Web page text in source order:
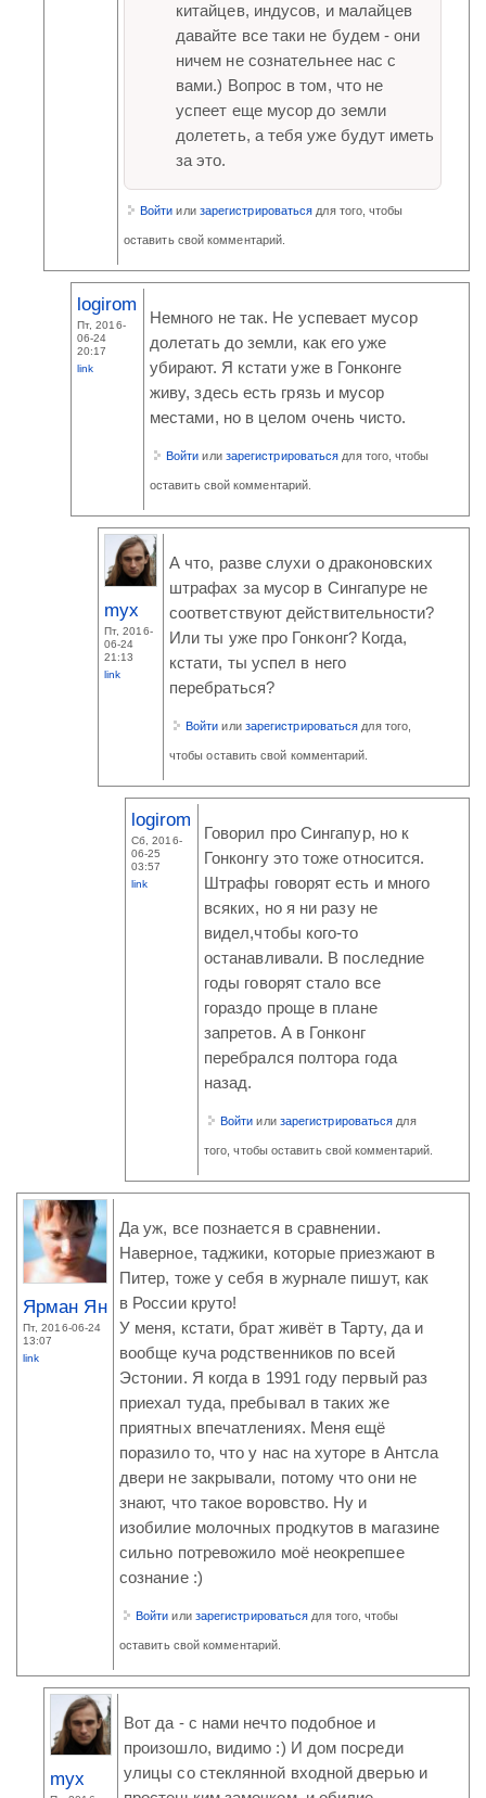
китайцев, индусов, и малайцев
давайте все таки не будем - они
ничем не сознательнее нас с
вами.) Вопрос в том, что не
успеет еще мусор до земли
долететь, а тебя уже будут иметь
за это.
Войти или зарегистрироваться для того, чтобы
оставить свой комментарий.
logirom
Пт, 2016-
06-24
20:17
link
Немного не так. Не успевает мусор
долетать до земли, как его уже
убирают. Я кстати уже в Гонконге
живу, здесь есть грязь и мусор
местами, но в целом очень чисто.
Войти или зарегистрироваться для того, чтобы
оставить свой комментарий.
myx
Пт, 2016-
06-24
21:13
link
А что, разве слухи о драконовских
штрафах за мусор в Сингапуре не
соответствуют действительности?
Или ты уже про Гонконг? Когда,
кстати, ты успел в него
перебраться?
Войти или зарегистрироваться для того,
чтобы оставить свой комментарий.
logirom
Сб, 2016-
06-25
03:57
link
Говорил про Сингапур, но к
Гонконгу это тоже относится.
Штрафы говорят есть и много
всяких, но я ни разу не
видел,чтобы кого-то
останавливали. В последние
годы говорят стало все
гораздо проще в плане
запретов. А в Гонконг
перебрался полтора года
назад.
Войти или зарегистрироваться для
того, чтобы оставить свой комментарий.
Ярман Ян
Пт, 2016-06-24
13:07
link
Да уж, все познается в сравнении.
Наверное, таджики, которые приезжают в
Питер, тоже у себя в журнале пишут, как
в России круто!
У меня, кстати, брат живёт в Тарту, да и
вообще куча родственников по всей
Эстонии. Я когда в 1991 году первый раз
приехал туда, пребывал в таких же
приятных впечатлениях. Меня ещё
поразило то, что у нас на хуторе в Антсла
двери не закрывали, потому что они не
знают, что такое воровство. Ну и
изобилие молочных продкутов в магазине
сильно потревожило моё неокрепшее
сознание :)
Войти или зарегистрироваться для того, чтобы
оставить свой комментарий.
myx
Вот да - с нами нечто подобное и
произошло, видимо :) И дом посреди
улицы со стеклянной входной дверью и